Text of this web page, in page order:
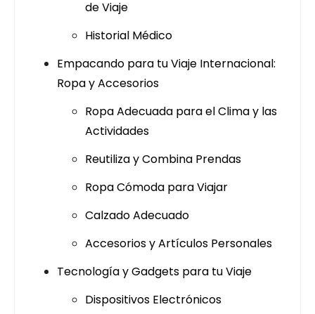
de Viaje
Historial Médico
Empacando para tu Viaje Internacional:
Ropa y Accesorios
Ropa Adecuada para el Clima y las
Actividades
Reutiliza y Combina Prendas
Ropa Cómoda para Viajar
Calzado Adecuado
Accesorios y Artículos Personales
Tecnología y Gadgets para tu Viaje
Dispositivos Electrónicos